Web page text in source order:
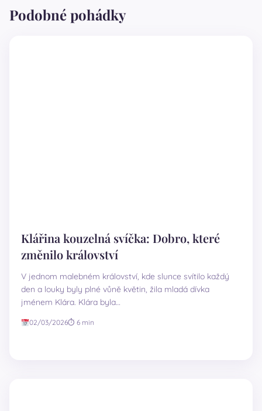
Podobné pohádky
Klářina kouzelná svíčka: Dobro, které
změnilo království
V jednom malebném království, kde slunce svítilo každý
den a louky byly plné vůně květin, žila mladá dívka
jménem Klára. Klára byla…
02/03/2026⏱ 6 min